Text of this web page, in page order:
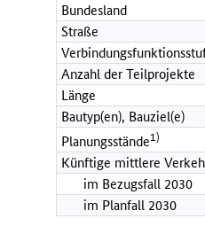
Bundesland
Straße
Anzahl der Teilprojekte
Länge
Bautyp(en), Bauziel(e)
Planungsstände1)
Künftige mittlere
im Bezugsfall 2030
im Planfall 2030